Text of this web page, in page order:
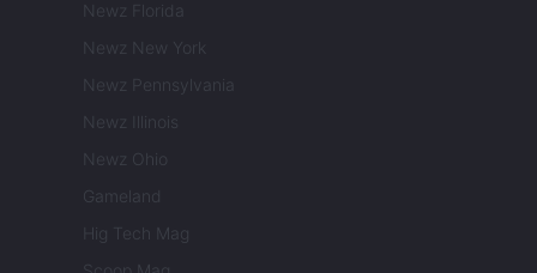
Newz Florida
Newz New York
Newz Pennsylvania
Newz Illinois
Newz Ohio
Gameland
Hig Tech Mag